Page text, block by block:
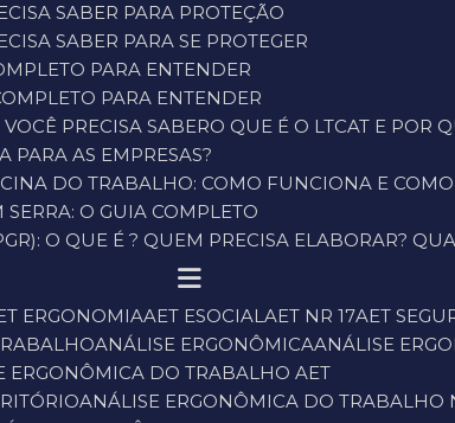
SABER PARA PROTEÇÃO
SABER PARA SE PROTEGER
PARA ENTENDER
PARA ENTENDER
PRECISA SABER
O QUE É O LTCAT E
PARA AS EMPRESAS?
DO TRABALHO: COMO FUNCIONA E
SERRA: O GUIA COMPLETO
O QUE É ? QUEM PRECISA ELABORAR?
ERGONOMIA AET ESOCIAL AET NR 17
AET
ANÁLISE ERGONÔMICA
ANÁLISE
ERGONÔMICA DO TRABALHO AET
ANÁLISE ERGONÔMICA DO TRABALHO